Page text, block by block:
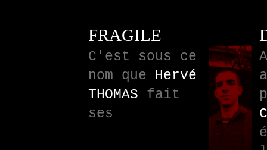
FRAGILE
C'est sous ce
nom que Hervé
THOMAS fait
ses